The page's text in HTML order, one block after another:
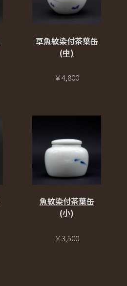
草魚紋染付茶葉缶
(中)
￥4,800
魚紋染付茶葉缶
(小)
￥3,500